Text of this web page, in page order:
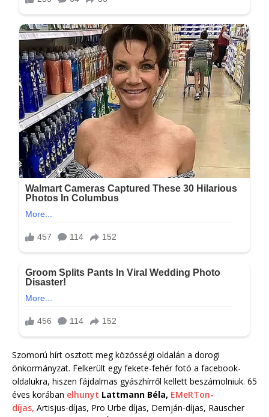
Szomorú hírt osztott meg közösségi oldalán a dorogi
önkormányzat. Felkerült egy fekete-fehér fotó a facebook-
oldalukra, hiszen fájdalmas gyászhírről kellett beszámolniuk. 65
éves korában elhunyt Lattmann Béla, EMeRTon-
díjas, Artisjus-díjas, Pro Urbe díjas, Demján-díjas, Rauscher